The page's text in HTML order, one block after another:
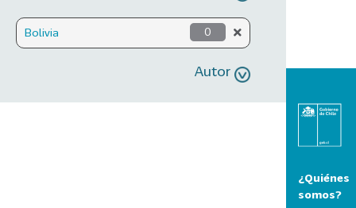
Bolivia 0
Autor
¿Quiénes
somos?